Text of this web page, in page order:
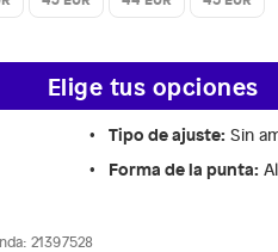
Elige tus opciones
Tipo de ajuste: Sin
Forma de la punta:
21397528